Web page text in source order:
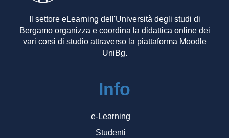
Il settore eLearning dell'Università degli studi di
Bergamo organizza e coordina la didattica online dei
vari corsi di studio attraverso la piattaforma Moodle
UniBg.
Info
e-Learning
Studenti